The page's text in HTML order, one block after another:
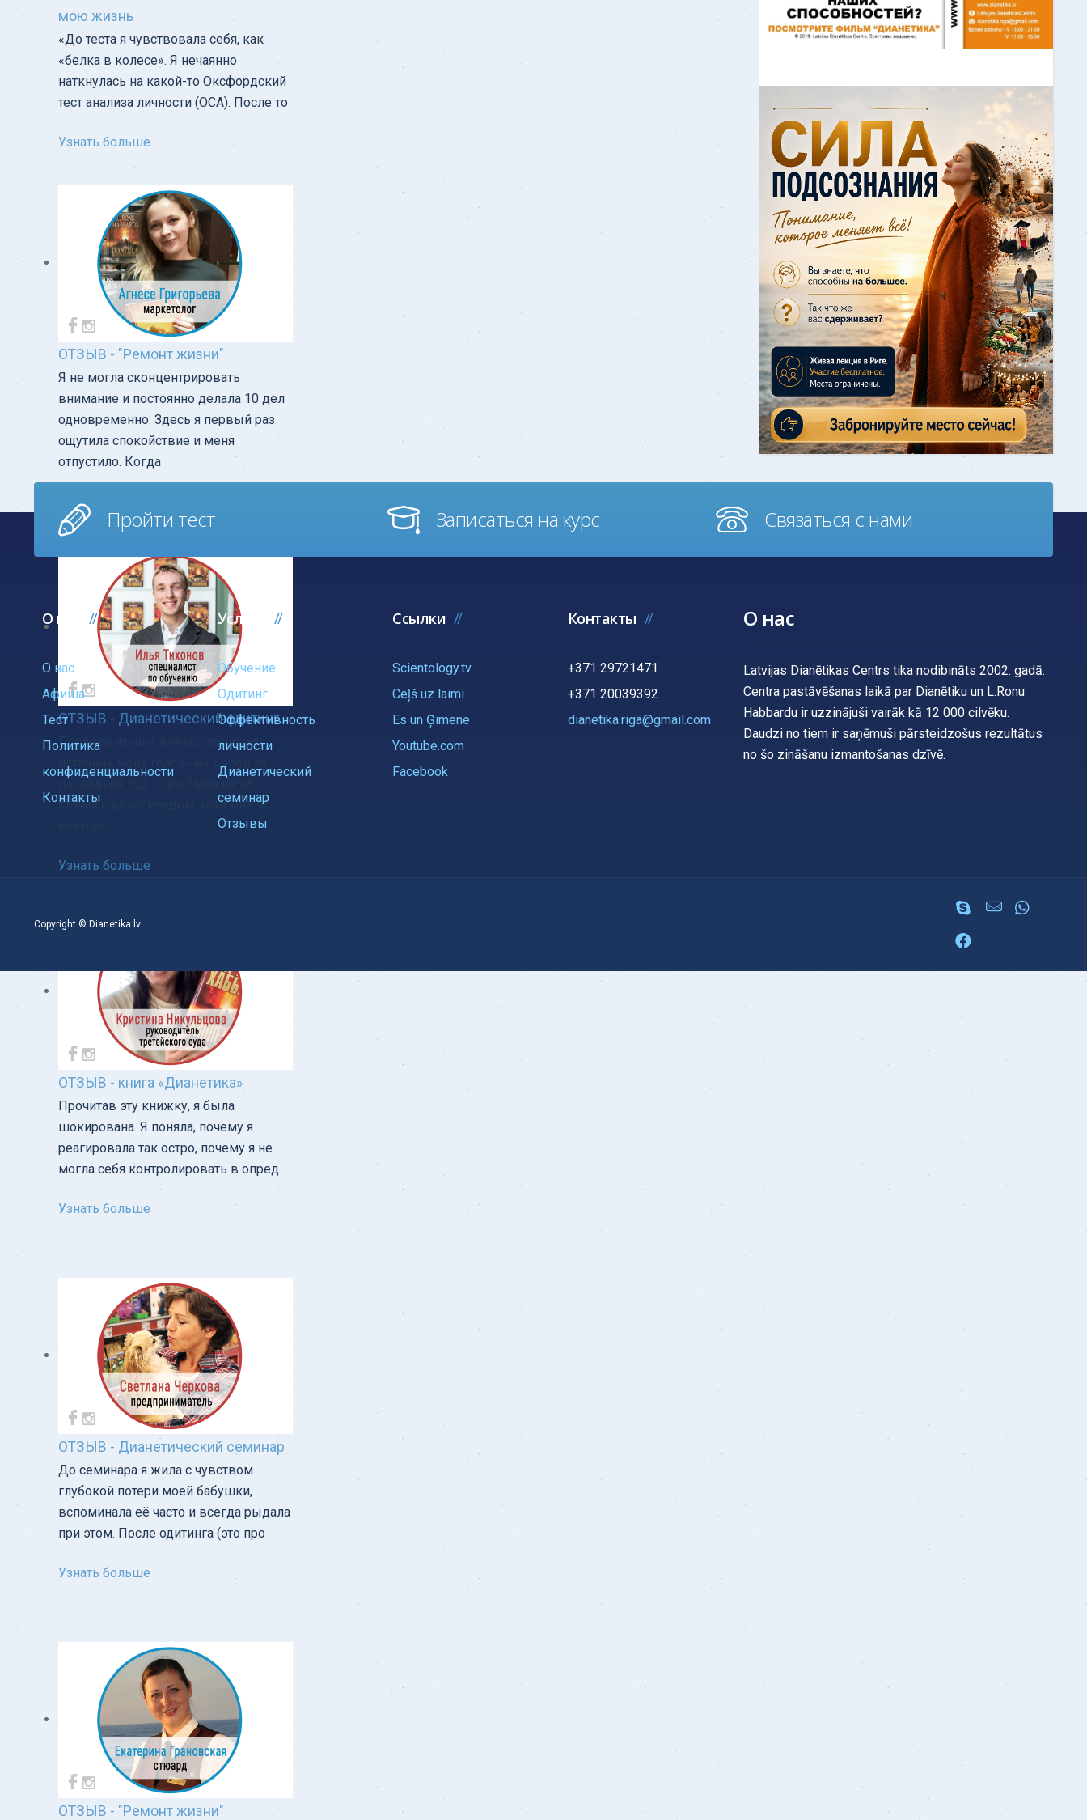
мою жизнь
«‎До теста я чувствовала себя, как
«белка в колесе». Я нечаянно
наткнулась на какой-то Оксфордский
тест анализа личности (OCA). После то
Узнать больше
ОТЗЫВ - "Ремонт жизни"
Я не могла сконцентрировать
внимание и постоянно делала 10 дел
одновременно. Здесь я первый раз
ощутила спокойствие и меня
отпустило. Когда
Узнать больше
ОТЗЫВ - Дианетический одитинг
После одитинга, я чётко понимал
источник моих головных болей за
случая с велосипедом, хотя мне и
Узнать больше
ОТЗЫВ - книга «Дианетика»
Прочитав эту книжку, я была
шокирована. Я поняла, почему я
реагировала так остро, почему я не
могла себя контролировать в опред
Узнать больше
ОТЗЫВ - Дианетический семинар
До семинара я жила с чувством
глубокой потери моей бабушки,
вспоминала её часто и всегда рыдала
при этом. После одитинга (это про
Узнать больше
ОТЗЫВ - "Ремонт жизни"
Пройти тест Записаться на курс Связаться с нами
О нас
О нас
Афиша
Тест
Политика
конфиденциальности
Контакты
Услуги
Обучение
Одитинг
Эффективность
личности
Дианетический
семинар
Отзывы
Ссылки
Scientology.tv
Ceļš uz laimi
Es un Ģimene
Youtube.com
Facebook
Контакты
+371 29721471
+371 20039392
dianetika.riga@gmail.com
О нас
Latvijas Dianētikas Centrs tika nodibināts 2002. gadā.
Centra pastāvēšanas laikā par Dianētiku un L.Ronu
Habbardu ir uzzinājuši vairāk kā 12 000 cilvēku.
Daudzi no tiem ir saņēmuši pārsteidzošus rezultātus
no šo zināšanu izmantošanas dzīvē.
Copyright © Dianetika.lv